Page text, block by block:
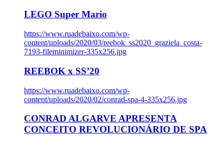
LEGO Super Mario
https://www.ruadebaixo.com/wp-
content/uploads/2020/03/reebok_ss2020_graziela_costa-
7193-fileminimizer-335x256.jpg
REEBOK x SS’20
https://www.ruadebaixo.com/wp-
content/uploads/2020/02/conrad-spa-4-335x256.jpg
CONRAD ALGARVE APRESENTA
CONCEITO REVOLUCIONÁRIO DE SPA